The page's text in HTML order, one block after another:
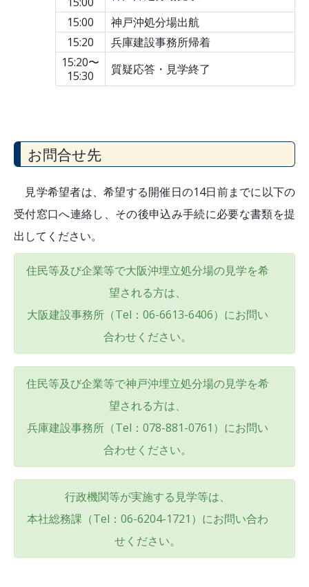
15:00
神戸沖処分場出航
15:20
兵庫建設事務所帰着
15:20〜
15:30
質疑応答・見学終了
お問合せ先
見学希望者は、希望する開催日の14日前までに以下の
受付窓口へ連絡し、その後申込み手続に必要な書類を提
出してください。
住民等及び企業等で大阪沖埋立処分場の見学を希
望される方は、
大阪建設事務所（Tel：06-6613-6406）にお問い
合わせください。
住民等及び企業等で神戸沖埋立処分場の見学を希
望される方は、
兵庫建設事務所（Tel：078-881-0761）にお問い
合わせください。
行政機関等が実施する見学等は、
本社総務課（Tel：06-6204-1721）にお問い合わ
せください。